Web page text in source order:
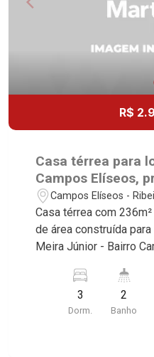
R$
Casa térrea para
Campos Elíseos,
Júnior - Ribeirão
Campos Elíseos -
Casa térrea com
de área construída
Meira Júnior - Bairro
imóvel que a Martinelli
para você: - 236m² de área terreno e 114m² de
área construída - 3
3
Dorm.
2
Banho